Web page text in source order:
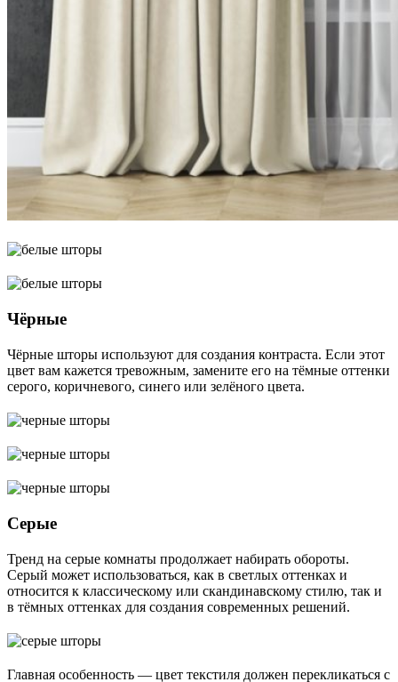
Чёрные
Чёрные шторы используют для создания контраста. Если этот
цвет вам кажется тревожным, замените его на тёмные оттенки
серого, коричневого, синего или зелёного цвета.
Серые
Тренд на серые комнаты продолжает набирать обороты.
Серый может использоваться, как в светлых оттенках и
относится к классическому или скандинавскому стилю, так и
в тёмных оттенках для создания современных решений.
Главная особенность ― цвет текстиля должен перекликаться с